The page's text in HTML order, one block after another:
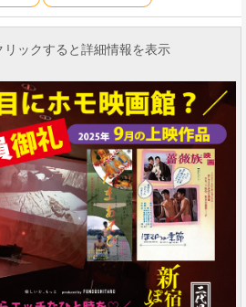
リックすると詳細情報を表示